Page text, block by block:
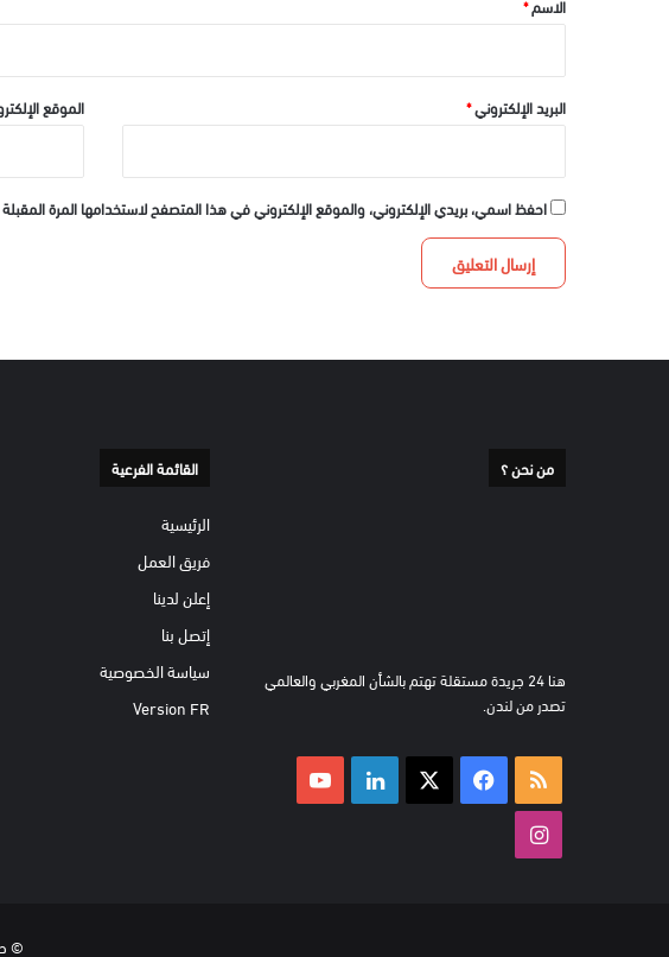
الاسم*
البريد الإلكتروني* الموقع
احفظ اسمي، بريدي الإلكتروني، والموقع الإلكتروني في هذا المتصفح لاستخدامها المرة
من نحن ؟
هنا 24 جريدة مستقلة تهتم بالشأن المغربي والعالمي
تصدر من لندن.
ملخص فيسبوك لينكدإن
القائمة الفرعية
الرئيسية
فريق العمل
إعلن لدينا
إتصل بنا
سياسة الخصوصية
Version FR
© حقوق